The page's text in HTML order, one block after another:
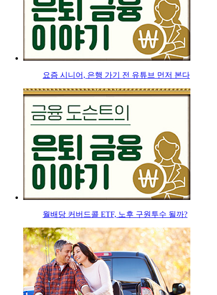
요즘 시니어, 은행 가기 전 유튜브 먼저 본다
월배당 커버드콜 ETF, 노후 구원투수 될까?